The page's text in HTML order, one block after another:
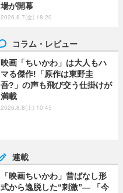
場が開幕
2026.8.7(金) 18:20
コラム・レビュー
映画「ちいかわ」は大人もハ
マる傑作!「原作は東野圭
吾?」の声も飛び交う仕掛けが
満載
2026.8.8(土) 10:45
連載
「映画ちいかわ」昔ばなし形
式から逸脱した“刺激”― 「今